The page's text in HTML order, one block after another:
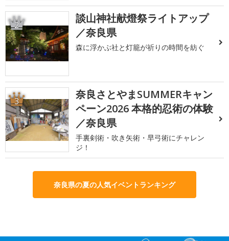
2
談山神社献燈祭ライトアップ
／奈良県
森に浮かぶ社と灯籠が祈りの時間を紡ぐ
3
奈良さとやまSUMMERキャン
ペーン2026 本格的忍術の体験
／奈良県
手裏剣術・吹き矢術・早弓術にチャレン
ジ！
奈良県の夏の人気イベントランキング